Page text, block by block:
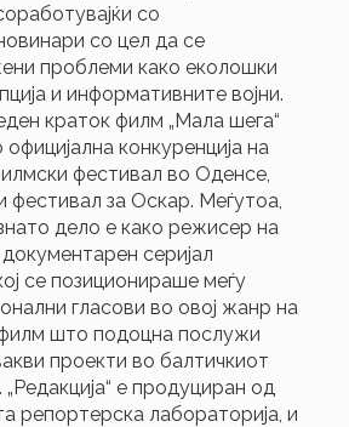
со
со цел да се
проблеми како еколошки
и информативните војни.
краток филм „Мала шега“
конкуренција на
фестивал во Оденсе,
фестивал за Оскар. Меѓутоа,
дело е како режисер на
серијал
се позиционираше меѓу
гласови во овој жанр на
што подоцна послужи
проекти во балтичкиот
е продуциран од
репортерска лабораторија, и